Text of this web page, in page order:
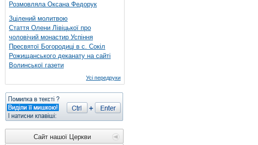
Розмовляла Оксана Федорук
Зцілений молитвою
Стаття Олени Лівіцької про
чоловічий монастир Успіння
Пресвятої Богородиці в с. Сокіл
Рожищанського деканату на сайті
Волинської газети
Усі передруки
Сайт нашої Церкви